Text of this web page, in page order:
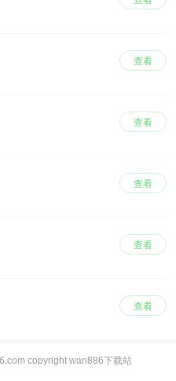
查看
查看
查看
查看
查看
copyright wan886下载站